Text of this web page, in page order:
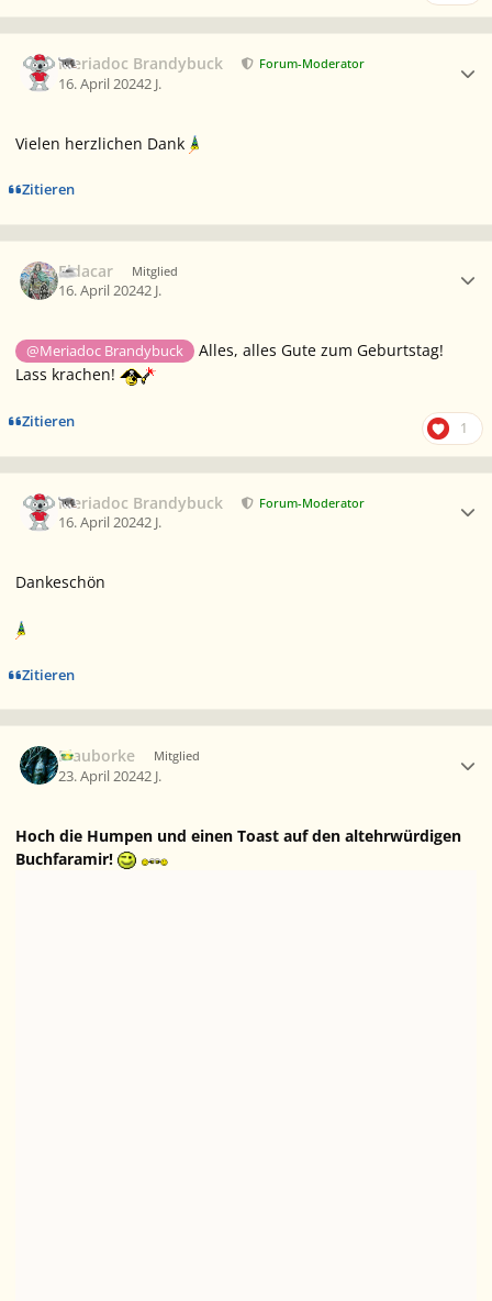
Meriadoc Brandybuck Forum-Moderator
16. April 20242 J.
Vielen herzlichen Dank
Zitieren
Eldacar Mitglied
16. April 20242 J.
@Meriadoc Brandybuck
Alles, alles Gute zum Geburtstag!
Lass krachen!
Zitieren 1
Meriadoc Brandybuck Forum-Moderator
16. April 20242 J.
Dankeschön
Zitieren
Blauborke Mitglied
23. April 20242 J.
Hoch die Humpen und einen Toast auf den altehrwürdigen
Buchfaramir!